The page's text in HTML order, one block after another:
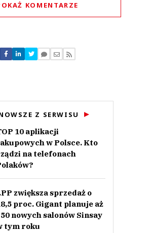
KOMENTARZE
minimized by the moderator on the site
Błagam, zmieńcie to:
ceny pozostawały na wysokim poziomie"
Naprawdę... Ile trzeba tłuc?
Odpowiedz
Nie znaleziono komentarzy
swoje komentarze
Z SERWISU
10 aplikacji
w Polsce. Kto
na telefonach
zwiększa sprzedaż o
proc. Gigant planuje aż
nowych salonów Sinsay
tym roku